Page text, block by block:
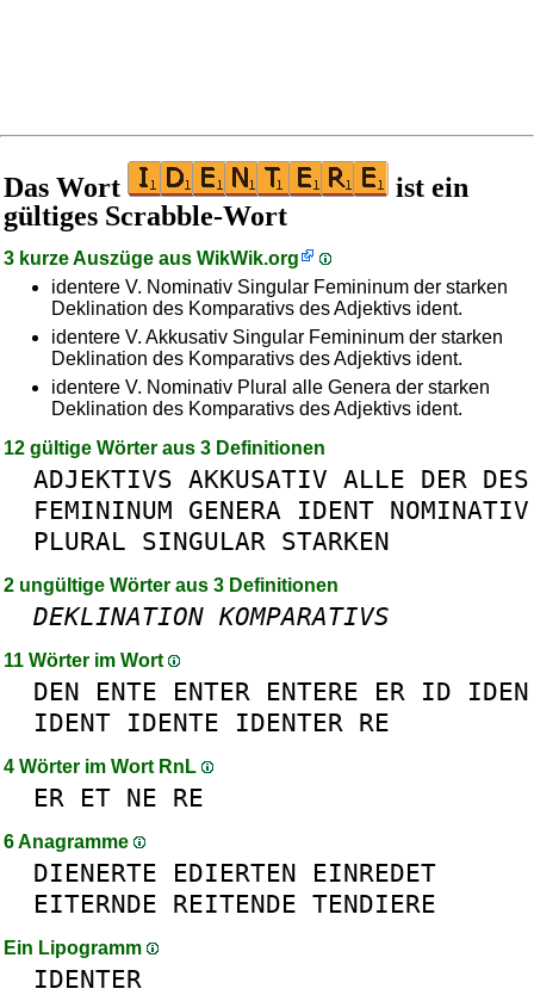
Das Wort
ist ein
gültiges Scrabble-Wort
3 kurze Auszüge aus WikWik.org
identere V. Nominativ Singular Femininum der starken
Deklination des Komparativs des Adjektivs ident.
identere V. Akkusativ Singular Femininum der starken
Deklination des Komparativs des Adjektivs ident.
identere V. Nominativ Plural alle Genera der starken
Deklination des Komparativs des Adjektivs ident.
12 gültige Wörter aus 3 Definitionen
ADJEKTIVS AKKUSATIV ALLE DER DES
FEMININUM GENERA IDENT NOMINATIV
PLURAL SINGULAR STARKEN
2 ungültige Wörter aus 3 Definitionen
DEKLINATION KOMPARATIVS
11 Wörter im Wort
DEN ENTE ENTER ENTERE ER ID
IDEN
IDENT IDENTE IDENTER RE
4 Wörter im Wort RnL
ER ET NE RE
6 Anagramme
DIENERTE EDIERTEN
EINREDET
EITERNDE REITENDE TENDIERE
Ein Lipogramm
IDENTER